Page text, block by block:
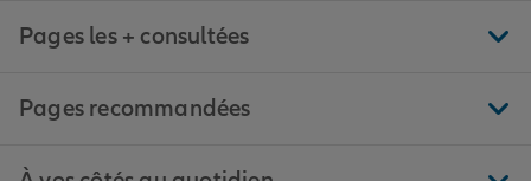
Pages les + consultées
Pages recommandées